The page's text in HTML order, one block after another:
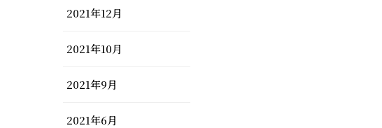
2021年12月
2021年10月
2021年9月
2021年6月